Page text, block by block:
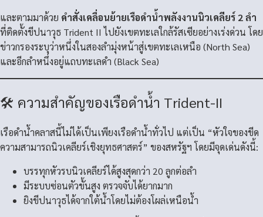
และตามมาด้วย คำสั่งเคลื่อนย้ายเรือดำน้ำพลังงานนิวเคลียร์ 2 ลำ
ที่ติดตั้งขีปนาวุธ Trident II ไปยังเขตทะเลใกล้รัสเซียอย่างเร่งด่วน โดย
ข่าวกรองระบุว่าหนึ่งในสองลำมุ่งหน้าสู่เขตทะเลเหนือ (North Sea)
และอีกลำหนึ่งอยู่แถบทะเลดำ (Black Sea)
🛠 ความสำคัญของเรือดำน้ำ Trident-II
เรือดำน้ำคลาสนี้ไม่ได้เป็นเพียงเรือดำน้ำทั่วไป แต่เป็น “หัวใจของขีด
ความสามารถนิวเคลียร์เชิงยุทธศาสตร์” ของสหรัฐฯ โดยมีจุดเด่นดังนี้:
บรรทุกหัวรบนิวเคลียร์ได้สูงสุดกว่า 20 ลูกต่อลำ
มีระบบซ่อนตัวขั้นสูง ตรวจจับได้ยากมาก
ยิงขีปนาวุธได้จากใต้น้ำโดยไม่ต้องโผล่เหนือน้ำ